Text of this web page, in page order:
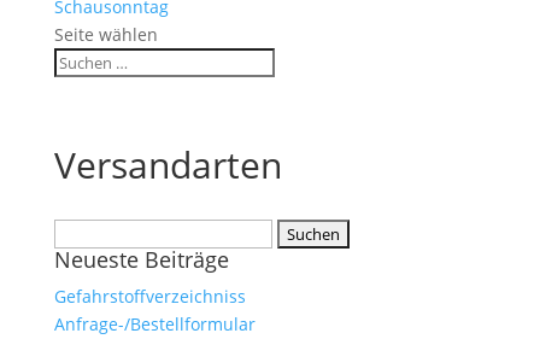
Schausonntag
Seite wählen
Versandarten
nach:
Neueste Beiträge
Gefahrstoffverzeichniss
Anfrage-/Bestellformular